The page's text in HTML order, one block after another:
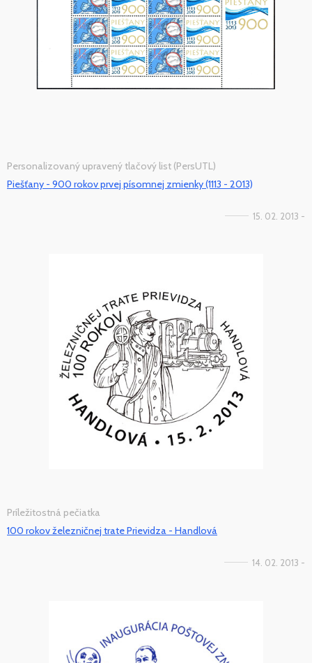
Personalizovaný upravený tlačový list (PersUTL)
Piešťany - 900 rokov prvej písomnej zmienky (1113 - 2013)
15. 02. 2013 -
Príležitostná pečiatka
100 rokov železničnej trate Prievidza - Handlová
14. 02. 2013 -